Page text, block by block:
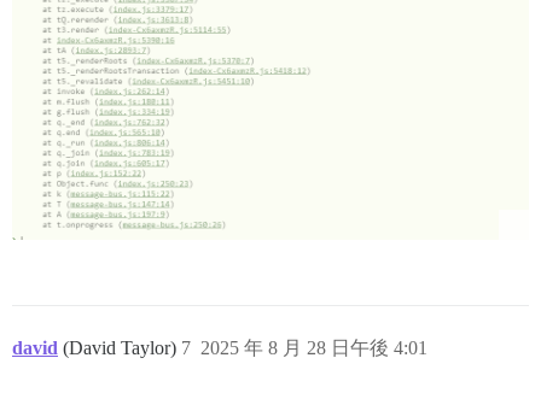
david (David Taylor) 2025 年 8 月 28 日午後 4:01
7